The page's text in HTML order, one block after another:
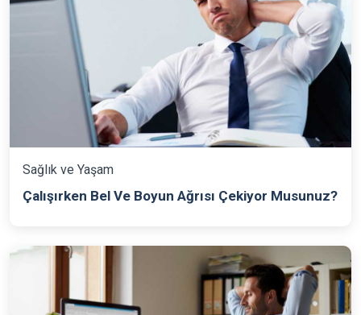
Sağlık ve Yaşam
Çalışırken Bel Ve Boyun Ağrısı Çekiyor Musunuz?